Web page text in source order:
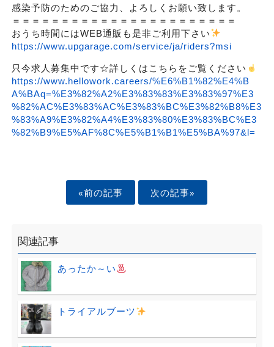
感染予防のためのご協力、よろしくお願い致します。
＝＝＝＝＝＝＝＝＝＝＝＝＝＝＝＝＝＝＝＝＝＝＝
おうち時間にはWEB通販も是非ご利用下さい
https://www.upgarage.com/service/ja/riders?msi
只今求人募集中です☆詳しくはこちらをご覧ください
https://www.hellowork.careers/%E6%B1%82%E4%B
A%BAq=%E3%82%A2%E3%83%83%E3%83%97%E3
%82%AC%E3%83%AC%E3%83%BC%E3%82%B8%E3
%83%A9%E3%82%A4%E3%83%80%E3%83%BC%E3
%82%B9%E5%AF%8C%E5%B1%B1%E5%BA%97&l=
«前の記事 次の記事»
関連記事
あったか～い
トライアルブーツ